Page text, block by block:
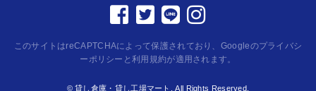
このサイトはreCAPTCHAによって保護されており、Googleのプライバシ
ーポリシー と利用規約が適用されます。
© 貸し倉庫・貸し工場マート. All Rights Reserved.